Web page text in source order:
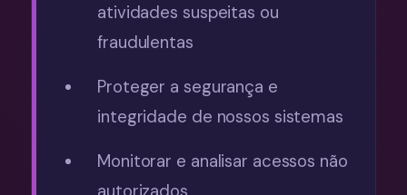
atividades suspeitas ou
fraudulentas
Proteger a segurança e
integridade de nossos sistemas
Monitorar e analisar acessos não